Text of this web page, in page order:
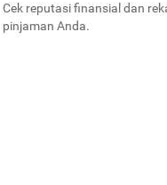
Cek reputasi finansial dan
pinjaman Anda.